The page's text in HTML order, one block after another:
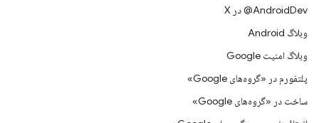
‫‎@AndroidDev در X
وبلاگ Android
وبلاگ امنیت Google
پلتفورم در «گروه‌های Google»
ساخت در «گروه‌های Google»